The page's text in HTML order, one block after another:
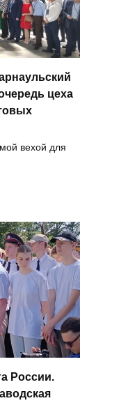
цеха
вехой для
России.